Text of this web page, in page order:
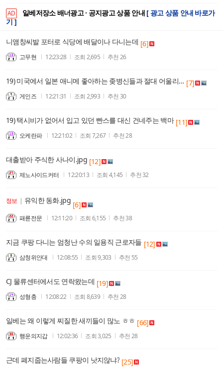
AD 일베저장소 배너광고 · 공지광고 상품 안내 [ 광고 상품 안내 바로가
기 ]
니앰창씨발 포터로 식당에 배달이나 다니는데 [6]
고무현 12:23:28 조회 2,695 추천 26
19) 미국에서 일본 애니메 좋아하는 좆병신들과 절대 어울리지 마라 [7]
게인즈 12:21:31 조회 2,993 추천 30
19) 택시비가 없어서 입고 있던 빤스를 대신 건네주는 백마 [11]
오케란파 12:21:02 조회 7,267 추천28
대출받아 주식한 사나이.jpg [12]
제노사이드커터 12:20:13 조회 4,145 추천32
정보 | 유익한 동화.jpg [6]
패륜전문 12:11:20 조회 6,155 추천38
지금 쿠팡 다니는 엄청난 수의 일용직 근로자들 [12]
삼청위안대 12:08:55 조회9,303 추천 55
CJ 물류센터에서도 연락왔는데 [19]
성형충 12:08:22 조회 8,639 추천 28
일베는 왜 이렇게 찌질한 새끼들이 많노 ㅎㅎ [66]
행운의지갑 12:02:36 조회3,025 추천 28
근데 폐지줍는사람들 쿠팡이 낫지않냐? [25]